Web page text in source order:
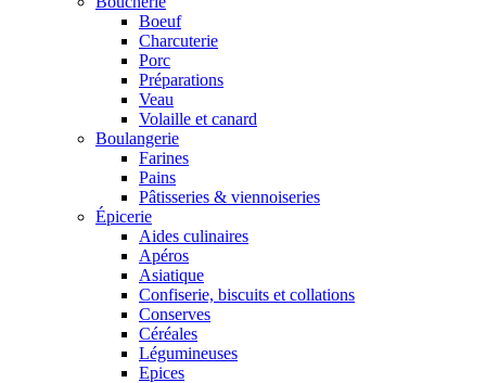
Boeuf
Charcuterie
Porc
Préparations
Veau
Volaille et canard
Boulangerie
Farines
Pains
Pâtisseries & viennoiseries
Épicerie
Aides culinaires
Apéros
Asiatique
Confiserie, biscuits et collations
Conserves
Céréales
Légumineuses
Epices